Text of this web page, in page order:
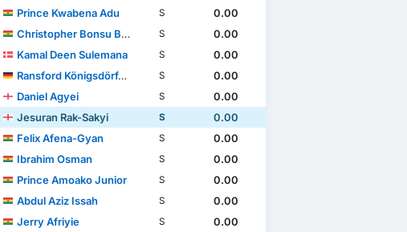
Prince Kwabena Adu
S
0.00
Christopher Bonsu Baah
S
0.00
Kamal Deen Sulemana
S
0.00
Ransford Königsdörffer
S
0.00
Daniel Agyei
S
0.00
Jesuran Rak-Sakyi
S
0.00
Felix Afena-Gyan
S
0.00
Ibrahim Osman
S
0.00
Prince Amoako Junior
S
0.00
Abdul Aziz Issah
S
0.00
Jerry Afriyie
S
0.00